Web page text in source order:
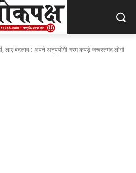
लाएं बदलाव : अपने अनुपयोगी गरम कपड़े जरूरतमंद लोगों